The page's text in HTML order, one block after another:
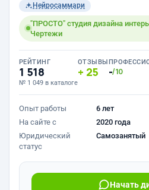
Нейросаммари
"ПРОСТО" студия дизайна
Чертежи
РЕЙТИНГ
1 518
№ 1 049 в каталоге
ОТЗЫВЫ
25 -/10
Опыт работы
6 лет
На сайте с
2020 года
Юридический
статус
Самозанятый
Начать